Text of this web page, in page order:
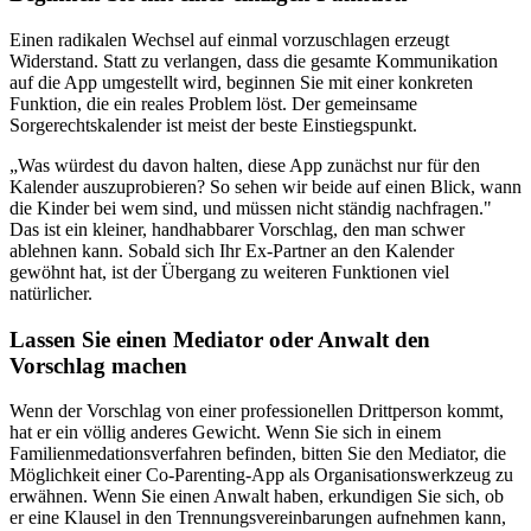
Einen radikalen Wechsel auf einmal vorzuschlagen erzeugt
Widerstand. Statt zu verlangen, dass die gesamte Kommunikation
auf die App umgestellt wird, beginnen Sie mit einer konkreten
Funktion, die ein reales Problem löst. Der gemeinsame
Sorgerechtskalender ist meist der beste Einstiegspunkt.
„Was würdest du davon halten, diese App zunächst nur für den
Kalender auszuprobieren? So sehen wir beide auf einen Blick, wann
die Kinder bei wem sind, und müssen nicht ständig nachfragen."
Das ist ein kleiner, handhabbarer Vorschlag, den man schwer
ablehnen kann. Sobald sich Ihr Ex-Partner an den Kalender
gewöhnt hat, ist der Übergang zu weiteren Funktionen viel
natürlicher.
Lassen Sie einen Mediator oder Anwalt den
Vorschlag machen
Wenn der Vorschlag von einer professionellen Drittperson kommt,
hat er ein völlig anderes Gewicht. Wenn Sie sich in einem
Familienmedationsverfahren befinden, bitten Sie den Mediator, die
Möglichkeit einer Co-Parenting-App als Organisationswerkzeug zu
erwähnen. Wenn Sie einen Anwalt haben, erkundigen Sie sich, ob
er eine Klausel in den Trennungsvereinbarungen aufnehmen kann,